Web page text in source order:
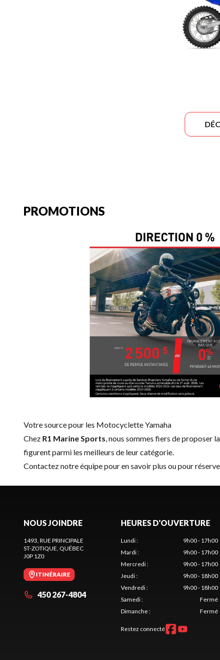
PROMOTIONS
Votre source pour les Motocyclette Yamaha
Chez R1 Marine Sports, nous sommes fiers de proposer
figurent parmi les meilleurs de leur catégorie.
Contactez notre équipepour en savoir plus ou pour
NOUS JOINDRE
1493, RUE PRINCIPALE
ST-ZOTIQUE , QUÉBEC
J0P 1Z0
ITINÉRAIRE
450 267-4804
HEURES D'OUVERTURE
Lundi:
9h00 - 17h00
Mardi:
9h00 - 17h00
Mercredi:
9h00 - 17h00
Jeudi:
9h00 - 18h00
Vendredi:
9h00 - 18h00
Samedi:
Fermé
Dimanche: Fermé
Restez connecté